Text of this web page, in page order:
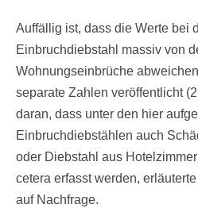
Auffällig ist, dass die Werte bei
Einbruchdiebstahl massiv von
Wohnungseinbrüche
separate Zahlen veröffentlicht
daran, dass unter den hier
Einbruchdiebstählen auch
oder Diebstahl aus
cetera erfasst werden,
auf Nachfrage.